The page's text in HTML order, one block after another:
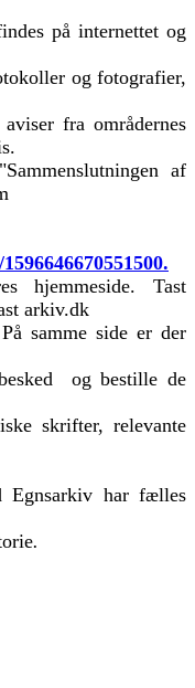
på internettet og
og fotografier,
fra områdernes
af
hjemmeside. Tast
arkiv.dk
På samme side er der
og bestille de
skrifter, relevante
Egnsarkiv har fælles
.